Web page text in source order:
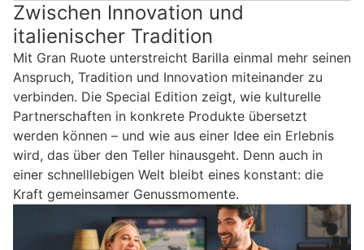
Zwischen Innovation und
italienischer Tradition
Mit Gran Ruote unterstreicht Barilla einmal mehr seinen
Anspruch, Tradition und Innovation miteinander zu
verbinden. Die Special Edition zeigt, wie kulturelle
Partnerschaften in konkrete Produkte übersetzt
werden können – und wie aus einer Idee ein Erlebnis
wird, das über den Teller hinausgeht. Denn auch in
einer schnelllebigen Welt bleibt eines konstant: die
Kraft gemeinsamer Genussmomente.